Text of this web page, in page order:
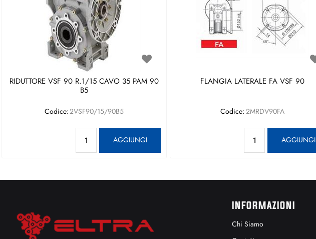
RIDUTTORE VSF 90 R.1/15 CAVO 35 PAM 90
B5
Codice:2VSF90/15/90B5
AGGIUNGI
FLANGIA LATERALE FA VSF 90
Codice: 2MRDV90FA
AGGIUNGI
INFORMAZIONI
Chi Siamo